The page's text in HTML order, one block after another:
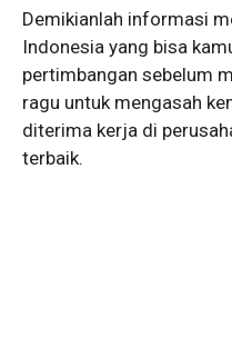
Demikianlah informasi
Indonesia yang bisa
pertimbangan sebelum
ragu untuk mengasah
diterima kerja di
terbaik.